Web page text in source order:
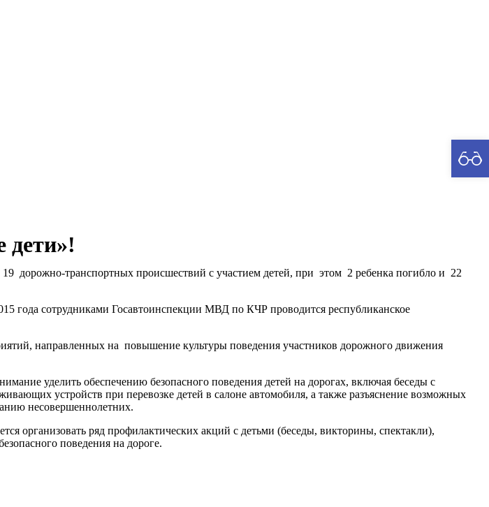
дети»!
19 дорожно-транспортных происшествий с участием детей, при этом 2 ребенка погибло и 22
года сотрудниками Госавтоинспекции МВД по КЧР проводится республиканское
направленных на повышение культуры поведения участников дорожного движения
уделить обеспечению безопасного поведения детей на дорогах, включая беседы с
устройств при перевозке детей в салоне автомобиля, а также разъяснение возможных
несовершеннолетних.
организовать ряд профилактических акций с детьми (беседы, викторины, спектакли),
поведения на дороге.